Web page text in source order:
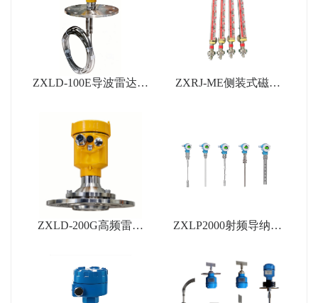
ZXLD-100E导波雷达物
ZXRJ-ME侧装式磁翻
ZXLD-200G高频雷达
ZXLP2000射频导纳物